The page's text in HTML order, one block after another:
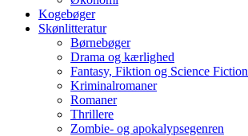
Kogebøger
Skønlitteratur
Børnebøger
Drama og kærlighed
Fantasy, Fiktion og Science Fiction
Kriminalromaner
Romaner
Thrillere
Zombie- og apokalypsegenren